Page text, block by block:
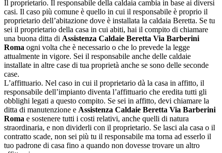
Il proprietario. Il responsabile della caldaia cambia in base ai diversi
casi. Il caso più comune è quello in cui il responsabile è proprio il
proprietario dell’abitazione dove è installata la caldaia Beretta. Se tu
sei il proprietario della casa in cui abiti, hai il compito di chiamare
una buona ditta di Assistenza Caldaie Beretta Via Barberini
Roma ogni volta che è necessario o che lo prevede la legge
attualmente in vigore. Sei il responsabile anche delle caldaie
installate in altre case di tua proprietà anche se sono delle seconde
case.
L’affittuario. Nel caso in cui il proprietario dà la casa in affitto, il
responsabile dell’impianto diventa l’affittuario che eredita tutti gli
obblighi legati a questo compito. Se sei in affitto, devi chiamare la
ditta di manutenzione e Assistenza Caldaie Beretta Via Barberini
Roma e sostenere tutti i costi relativi, anche quelli di natura
straordinaria, e non dividerli con il proprietario. Se lasci ala casa o il
contratto scade, non sei più tu il responsabile ma torna ad esserlo il
tuo padrone di casa fino a quando non dovesse trovare un altro